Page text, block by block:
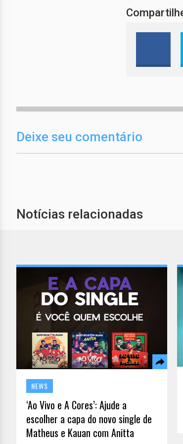
Deixe seu comentário
Notícias relacionadas
NEWS
‘Ao Vivo e A Cores’: Ajude a
escolher a capa do novo single de
Matheus e Kauan com Anitta